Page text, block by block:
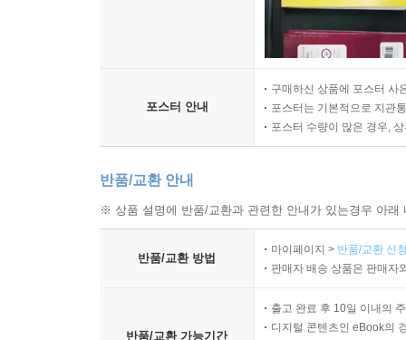
포스터 안내
구매하신 상품에 포스터 사
포스터는 기본적으로 지관
포스터 수량이 많은 경우,
반품/교환 안내
※ 상품 설명에 반품/교환과 관련한 안내가 있는경우 아
반품/교환 방법
마이페이지 > 반품/교환 신
판매자 배송 상품은 판매자
반품/교환 가능기간
출고 완료 후 10일 이내의
디지털 콘텐츠인 eBook의